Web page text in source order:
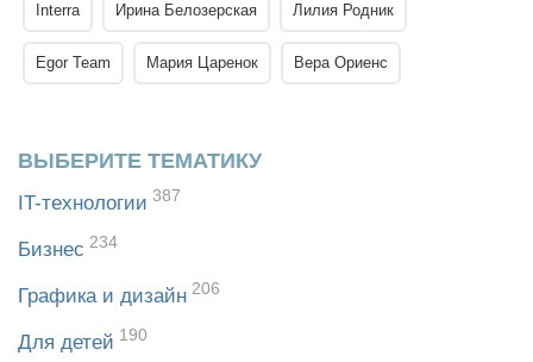
Interra Ирина Белозерская Лилия Родник
Egor Team Мария Царенок Вера Ориенс
ВЫБЕРИТЕ ТЕМАТИКУ
IT-технологии 387
Бизнес 234
Графика и дизайн 206
Для детей 190